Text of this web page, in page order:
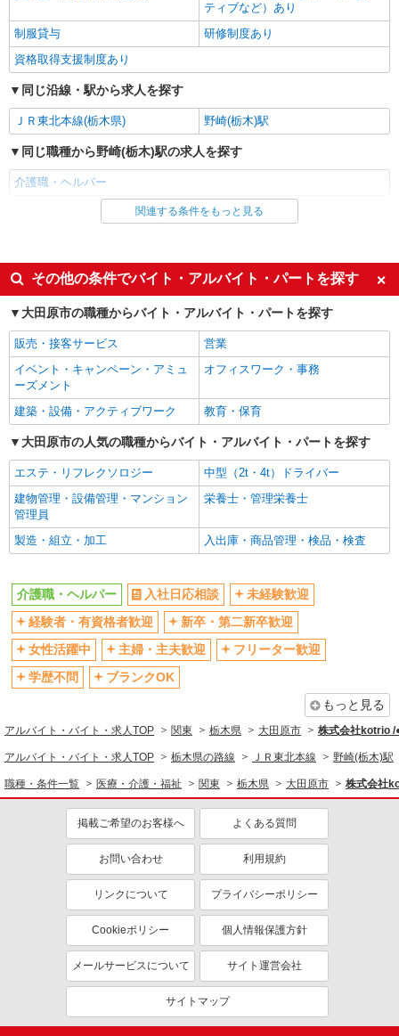
ティブなど）あり
制服貸与
研修制度あり
資格取得支援制度あり
同じ沿線・駅から求人を探す
ＪＲ東北本線(栃木県) 野崎(栃木)駅
同じ職種から野崎(栃木)駅の求人を探す
介護職・ヘルパー
同じ雇用形態から野崎(栃木)駅の求人を探す
同じ特徴から野崎(栃木)駅の求人を探す
入社日応相談
未経験歓迎
経験者・有資格者歓迎
新卒・第二新卒歓迎
女性活躍中
主婦・主夫歓迎
フリーター歓迎
ブランクOK
ミドル（40代～）活躍中
エルダー（50代～）活躍中
シニア（60代～）活躍中
高収入・高額
ボーナス・賞与あり
昇給あり
完全週休2日制
フルタイム歓迎
駅直結・駅チカ
車通勤OK
残業少なめ（月20h未満）
交通費支給
社会保険あり
産休・育休取得実績あり
退職金・財形貯蓄制度あり
各種手当（家族・役職・インセン
ティブなど）あり
制服貸与
同じ職種から求人を探す
介護職・ヘルパー
同じ特徴から求人を探す
ミドル（40代～）活躍中
ボーナス・賞与あり
交通費支給
社会保険あり
産休・育休取得実績あり
関連する条件をもっと見る
その他の条件でバイト・アルバイト・パートを探す
大田原市の職種からバイト・アルバイト・パートを探す
販売・接客サービス
営業
イベント・キャンペーン・アミュ
ーズメント
オフィスワーク・事務
建築・設備・アクティブワーク 教育・保育
大田原市の人気の職種からバイト・アルバイト・パートを探す
エステ・リフレクソロジー
中型（2t・4t）ドライバー
建物管理・設備管理・マンション
管理員
栄養士・管理栄養士
製造・組立・加工 入出庫・商品管理・検品・検査
介護職・ヘルパー 入社日応相談
未経験歓迎
経験者・有資格者歓迎
新卒・第二新卒歓迎
女性活躍中
主婦・主夫歓迎
フリーター歓迎
学歴不問
ブランクOK
もっと見る
アルバイト・バイト・求人TOP 関東 栃木県 大田原市 株式会社kotrio /
アルバイト・バイト・求人TOP 栃木県の路線 ＪＲ東北本線 野崎(栃木)駅
職種・条件一覧 医療・介護・福祉 関東 栃木県 大田原市 株式会社
掲載ご希望のお客様へ よくある質問
お問い合わせ 利用規約
リンクについて プライバシーポリシー
Cookieポリシー 個人情報保護方針
メールサービスについて サイト運営会社
サイトマップ